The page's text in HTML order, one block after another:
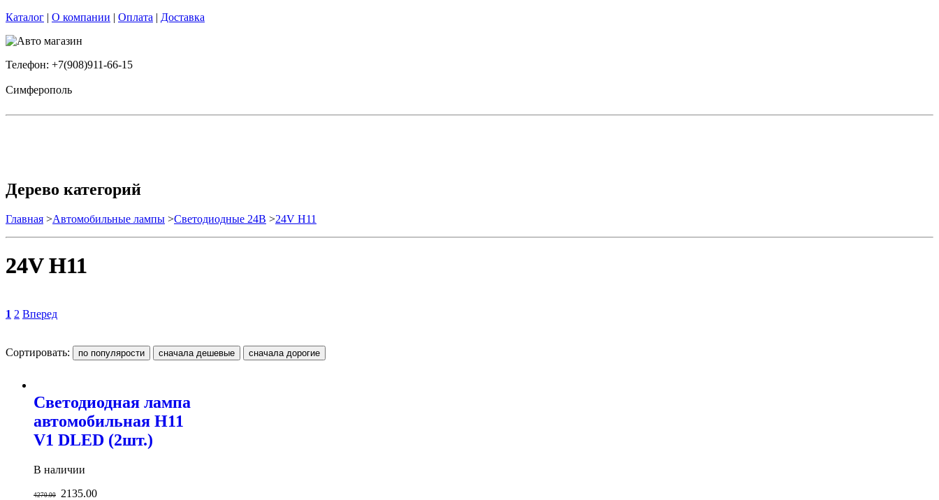
Каталог | О компании | Оплата | Доставка
Телефон: +7(908)911-66-15
Симферополь
Дерево категорий
Главная >Автомобильные лампы >Cветодиодные 24B >24V H11
24V H11
1 2 Вперед
Сортировать:
Светодиодная лампа
автомобильная H11
V1 DLED (2шт.)
В наличии
4270.00 2135.00